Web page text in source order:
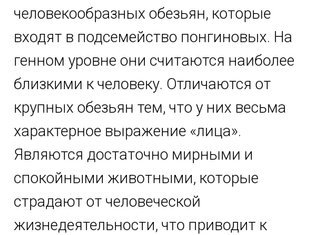
человекообразных обезьян, которые
входят в подсемейство понгиновых. На
генном уровне они считаются наиболее
близкими к человеку. Отличаются от
крупных обезьян тем, что у них весьма
характерное выражение «лица».
Являются достаточно мирными и
спокойными животными, которые
страдают от человеческой
жизнедеятельности, что приводит к